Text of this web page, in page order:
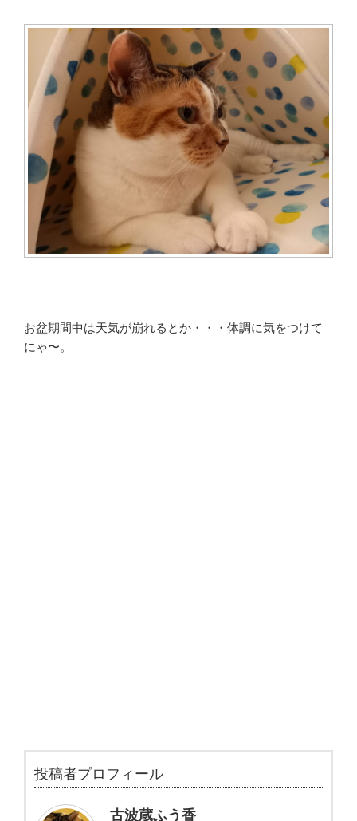
お盆期間中は天気が崩れるとか・・・体調に気をつけて
にゃ〜。
投稿者プロフィール
古波蔵ふう香